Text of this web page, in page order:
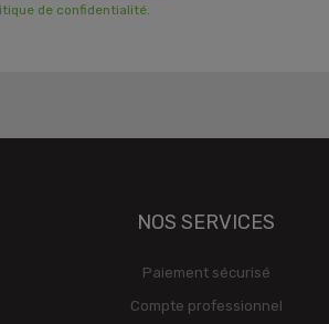
de confidentialité.
NOS SERVICES
Paiement sécurisé
Compte professionnel